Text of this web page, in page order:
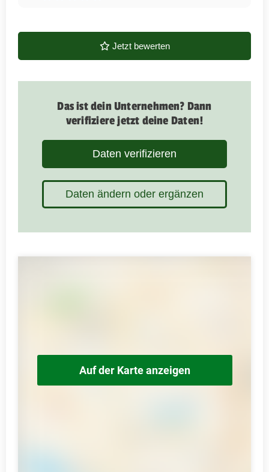
Jetzt bewerten
Das ist dein Unternehmen? Dann
verifiziere jetzt deine Daten!
Daten verifizieren
Daten ändern oder ergänzen
Auf der Karte anzeigen